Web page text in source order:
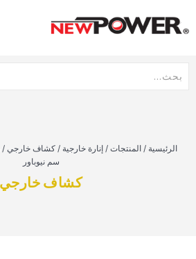
الرئيسية / المنتجات / إنارة خارجية / كشاف خارجي /
سم نيوباور
كشاف خارجي